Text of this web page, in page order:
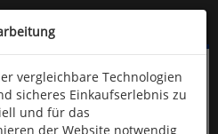
überspringen
9323-960
vergleichbare Technologien
sicheres Einkaufserlebnis zu
und für das
der Website notwendig